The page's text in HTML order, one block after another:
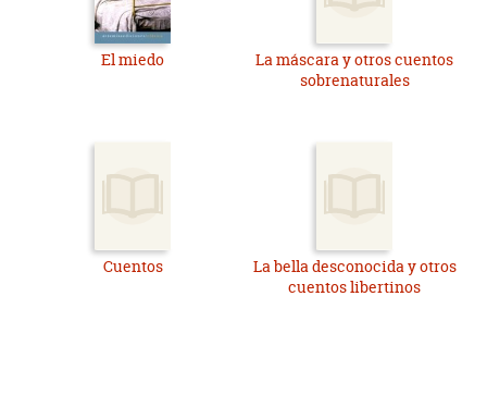
El miedo
La máscara y otros cuentos
sobrenaturales
Cuentos
La bella desconocida y otros
cuentos libertinos